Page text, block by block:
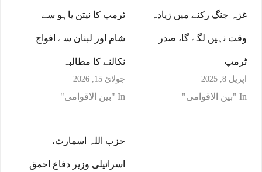
ٹرمپ کا نیتن یاہو سے
شام اور لبنان سے افواج
نکالنے کا مطالبہ
جولائ 15, 2026
In "بین الاقوامی"
غزہ جنگ رکنے میں زیادہ
وقت نہیں لگے گا، صدر
ٹرمپ
اپریل 8, 2025
In "بین الاقوامی"
حزب اللہ اسمارٹ،
اسرائیلی وزیر دفاع احمق